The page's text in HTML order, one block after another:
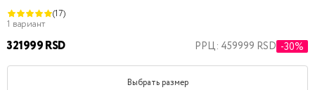
(17)
1 вариант
321999 RSD РРЦ: 459999 RSD -30%
Выбрать размер